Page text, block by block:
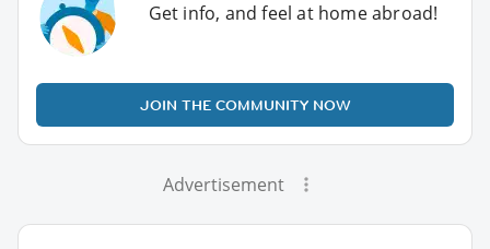
Get info, and feel at home abroad!
JOIN THE COMMUNITY NOW
Advertisement